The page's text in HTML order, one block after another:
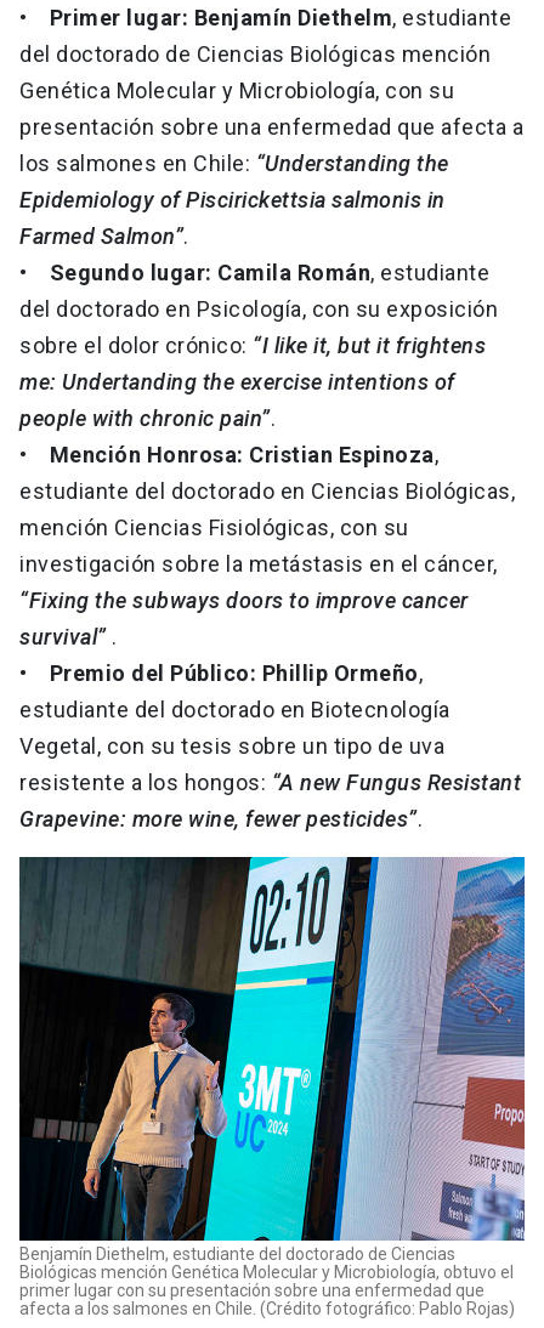
• Primer lugar: Benjamín Diethelm, estudiante
del doctorado de Ciencias Biológicas mención
Genética Molecular y Microbiología, con su
presentación sobre una enfermedad que afecta a
los salmones en Chile: “Understanding the
Epidemiology of Piscirickettsia salmonis in
Farmed Salmon”.
• Segundo lugar: Camila Román, estudiante
del doctorado en Psicología, con su exposición
sobre el dolor crónico: “I like it, but it frightens
me: Undertanding the exercise intentions of
people with chronic pain”.
• Mención Honrosa: Cristian Espinoza,
estudiante del doctorado en Ciencias Biológicas,
mención Ciencias Fisiológicas, con su
investigación sobre la metástasis en el cáncer,
“Fixing the subways doors to improve cancer
survival”.
• Premio del Público: Phillip Ormeño,
estudiante del doctorado en Biotecnología
Vegetal, con su tesis sobre un tipo de uva
resistente a los hongos: “A new Fungus Resistant
Grapevine: more wine, fewer pesticides”.
Benjamín Diethelm, estudiante del doctorado de Ciencias
Biológicas mención Genética Molecular y Microbiología, obtuvo el
primer lugar con su presentación sobre una enfermedad que
afecta a los salmones en Chile. (Crédito fotográfico: Pablo Rojas)